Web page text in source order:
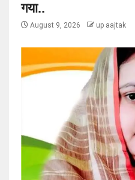
गया..
August 9, 2026 up aajtak